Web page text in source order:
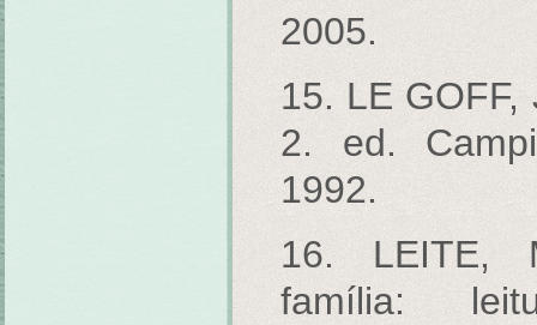
2005.
15. LE
2. ed.
1992.
16. LEITE,
família: